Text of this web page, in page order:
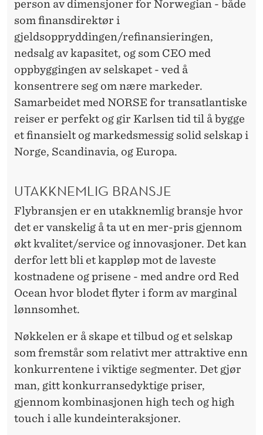
person av dimensjoner for Norwegian - både
som finansdirektør i
gjeldsoppryddingen/refinansieringen,
nedsalg av kapasitet, og som CEO med
oppbyggingen av selskapet - ved å
konsentrere seg om nære markeder.
Samarbeidet med NORSE for transatlantiske
reiser er perfekt og gir Karlsen tid til å bygge
et finansielt og markedsmessig solid selskap i
Norge, Scandinavia, og Europa.
UTAKKNEMLIG BRANSJE
Flybransjen er en utakknemlig bransje hvor
det er vanskelig å ta ut en mer-pris gjennom
økt kvalitet/service og innovasjoner. Det kan
derfor lett bli et kappløp mot de laveste
kostnadene og prisene - med andre ord Red
Ocean hvor blodet flyter i form av marginal
lønnsomhet.
Nøkkelen er å skape et tilbud og et selskap
som fremstår som relativt mer attraktive enn
konkurrentene i viktige segmenter. Det gjør
man, gitt konkurransedyktige priser,
gjennom kombinasjonen high tech og high
touch i alle kundeinteraksjoner.